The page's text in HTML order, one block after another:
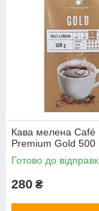
Кава мелена Café
Premium Gold 500
Готово до
280 ₴